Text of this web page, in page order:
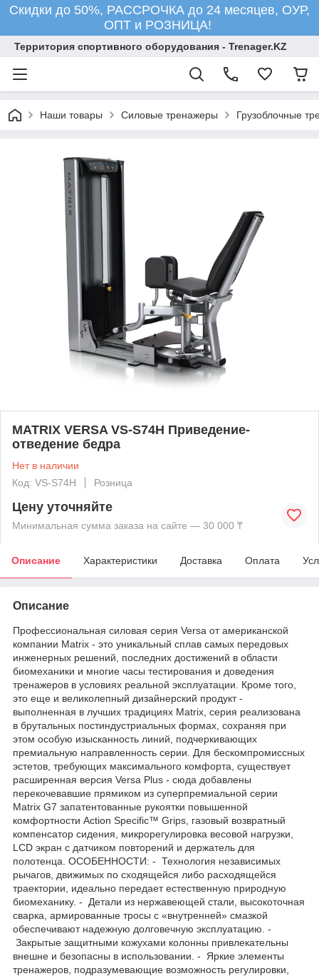
Скидки до 50%, РАССРОЧКА до 24 месяцев, ОУР,
ОПТ и РОЗНИЦА!
Территория спортивного оборудования - Trenager.KZ
Наши товары Силовые тренажеры Грузоблочные
MATRIX VERSA VS-S74H Приведение-
отведение бедра
Нет в наличии
Код: VS-S74H
Розница
Цену уточняйте
Минимальная сумма заказа на сайте — 30 000 ₸
Описание Характеристики Доставка Оплата
Описание
Профессиональная силовая серия Versa от американской
компании Matrix - это уникальный сплав самых передовых
инженерных решений, последних достижений в области
биомеханики и многие часы тестирования и доведения
тренажеров в условиях реальной эксплуатации. Кроме того,
это еще и великолепный дизайнерский продукт -
выполненная в лучших традициях Matrix, серия реализована
в брутальных постиндустриальных формах, сохраняя при
этом особую изысканность линий, подчеркивающих
премиальную направленность серии. Для бескомпромиссных
эстетов, требующих максимального комфорта, существует
расширенная версия Versa Plus - сюда добавлены
перекочевавшие прямиком из суперпремиальной серии
Matrix G7 запатентованные рукоятки повышенной
комфортности Action Specific™ Grips, газовый возвратный
компенсатор сидения, микрорегулировка весовой нагрузки,
LCD экран с датчиком повторений и держатель для
полотенца. ОСОБЕННОСТИ: - Технология независимых
рычагов, движимых по сходящейся либо расходящейся
траектории, идеально передает естественную природную
биомеханику. - Детали из нержавеющей стали, высокоточная
сварка, армированные тросы с «внутренней» смазкой
обеспечивают надежную долговечную эксплуатацию. -
Закрытые защитными кожухами колонны привлекательны
внешне и безопасны в использовании. - Яркие элементы
тренажеров, подразумевающие возможность регулировки,